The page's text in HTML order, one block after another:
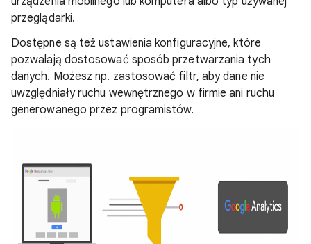
przeglądarki.
Dostępne są też ustawienia konfiguracyjne, które
pozwalają dostosować sposób przetwarzania tych
danych. Możesz np. zastosować filtr, aby dane nie
uwzględniały ruchu wewnętrznego w firmie ani ruchu
generowanego przez programistów.